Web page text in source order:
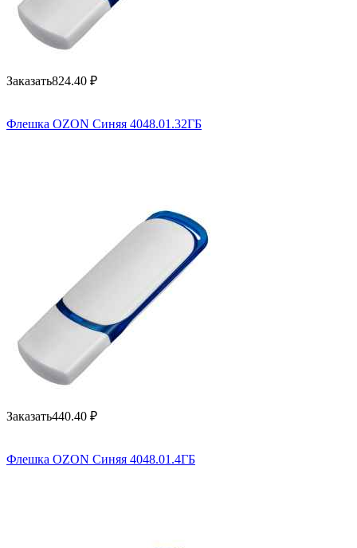
Заказать824.40 ₽
Флешка OZON Синяя 4048.01.32ГБ
Заказать440.40 ₽
Флешка OZON Синяя 4048.01.4ГБ